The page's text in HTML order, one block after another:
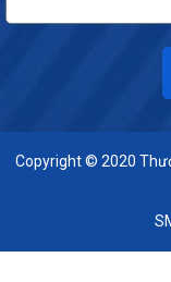
Copyright © 2020